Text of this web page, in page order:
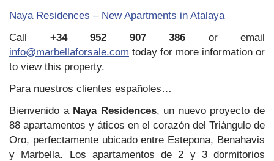
Naya Residences – New Apartments in Atalaya
Call +34 952 907 386 or email
info@marbellaforsale.com today for more information or
to view this property.
Para nuestros clientes españoles…
Bienvenido a Naya Residences, un nuevo proyecto de
88 apartamentos y áticos en el corazón del Triángulo de
Oro, perfectamente ubicado entre Estepona, Benahavis
y Marbella. Los apartamentos de 2 y 3 dormitorios